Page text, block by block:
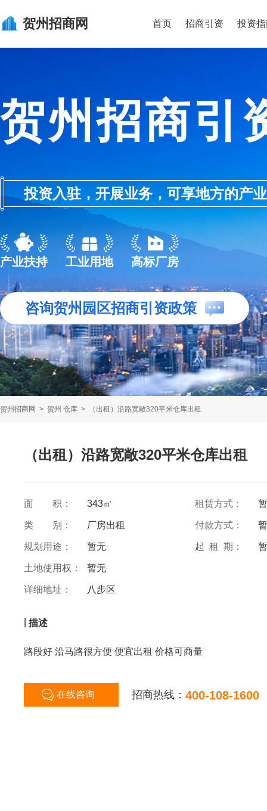
贺州招商网 首页 招商引资 投资
贺州招商引
投资入驻，开展业务，可享地方的产
产业扶持 工业用地 高标厂房
咨询贺州园区招商引资政策
贺州招商网 > 贺州 仓库 > （出租）沿路宽敞320平米仓库出租
（出租）沿路宽敞320平米仓库出租
面 积： 343㎡ 租赁方式：
类 别： 厂房出租 付款方式：
规划用途： 暂无 起 租 期：
土地使用权： 暂无
详细地址： 八步区
描述
路段好 沿马路很方便 便宜出租 价格可商量
在线咨询 招商热线： 400-108-1600